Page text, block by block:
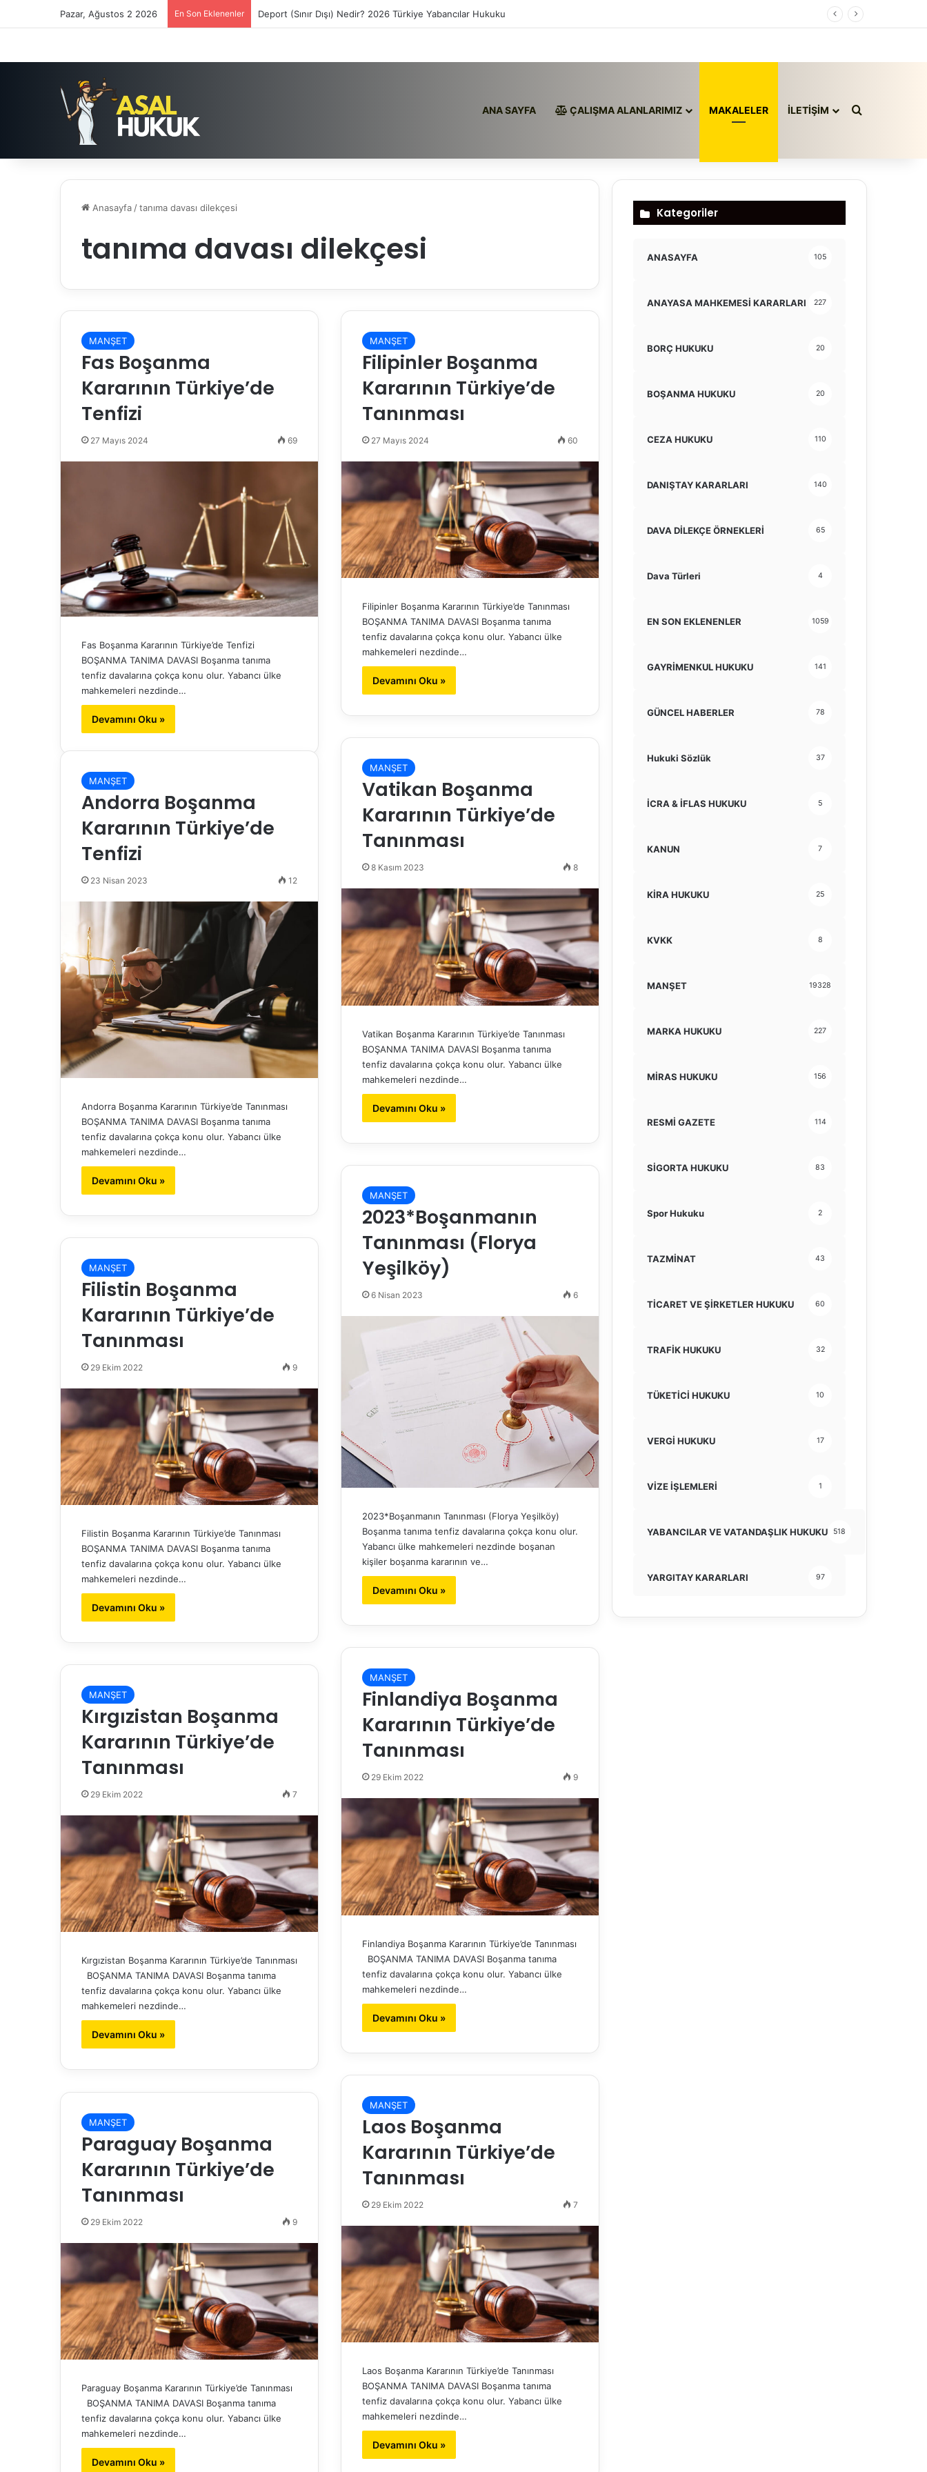
Pazar, Ağustos 2 2026 En Son Eklenenler Deport (Sınır Dışı) Nedir? 2026 Türkiye Yabancılar Hukuku
ANA SAYFA ÇALIŞMA ALANLARIMIZ MAKALELER İLETİŞİM Arama yap
Anasayfa /tanıma davası dilekçesi
tanıma davası dilekçesi
MANŞET
Fas Boşanma
Kararının Türkiye’de
Tenfizi
27 Mayıs 2024 69
Fas Boşanma Kararının Türkiye’de Tenfizi
BOŞANMA TANIMA DAVASI Boşanma tanıma
tenfiz davalarına çokça konu olur. Yabancı ülke
mahkemeleri nezdinde…
Devamını Oku »
MANŞET
Filipinler Boşanma
Kararının Türkiye’de
Tanınması
27 Mayıs 2024 60
Filipinler Boşanma Kararının Türkiye’de Tanınması
BOŞANMA TANIMA DAVASI Boşanma tanıma
tenfiz davalarına çokça konu olur. Yabancı ülke
mahkemeleri nezdinde…
Devamını Oku »
MANŞET
Vatikan Boşanma
Kararının Türkiye’de
Tanınması
8 Kasım 2023 8
Vatikan Boşanma Kararının Türkiye’de Tanınması
BOŞANMA TANIMA DAVASI Boşanma tanıma
tenfiz davalarına çokça konu olur. Yabancı ülke
mahkemeleri nezdinde…
Devamını Oku »
MANŞET
Andorra Boşanma
Kararının Türkiye’de
Tenfizi
23 Nisan 2023 12
Andorra Boşanma Kararının Türkiye’de Tanınması
BOŞANMA TANIMA DAVASI Boşanma tanıma
tenfiz davalarına çokça konu olur. Yabancı ülke
mahkemeleri nezdinde…
Devamını Oku »
MANŞET
2023*Boşanmanın
Tanınması (Florya
Yeşilköy)
6 Nisan 2023 6
2023*Boşanmanın Tanınması (Florya Yeşilköy)
Boşanma tanıma tenfiz davalarına çokça konu olur.
Yabancı ülke mahkemeleri nezdinde boşanan
kişiler boşanma kararının ve…
Devamını Oku »
MANŞET
Filistin Boşanma
Kararının Türkiye’de
Tanınması
29 Ekim 2022 9
Filistin Boşanma Kararının Türkiye’de Tanınması
BOŞANMA TANIMA DAVASI Boşanma tanıma
tenfiz davalarına çokça konu olur. Yabancı ülke
mahkemeleri nezdinde…
Devamını Oku »
MANŞET
Finlandiya Boşanma
Kararının Türkiye’de
Tanınması
29 Ekim 2022 9
Finlandiya Boşanma Kararının Türkiye’de Tanınması
BOŞANMA TANIMA DAVASI Boşanma tanıma
tenfiz davalarına çokça konu olur. Yabancı ülke
mahkemeleri nezdinde…
Devamını Oku »
MANŞET
Kırgızistan Boşanma
Kararının Türkiye’de
Tanınması
29 Ekim 2022 7
Kırgızistan Boşanma Kararının Türkiye’de Tanınması
BOŞANMA TANIMA DAVASI Boşanma tanıma
tenfiz davalarına çokça konu olur. Yabancı ülke
mahkemeleri nezdinde…
Devamını Oku »
MANŞET
Laos Boşanma
Kararının Türkiye’de
Tanınması
29 Ekim 2022 7
Laos Boşanma Kararının Türkiye’de Tanınması
BOŞANMA TANIMA DAVASI Boşanma tanıma
tenfiz davalarına çokça konu olur. Yabancı ülke
mahkemeleri nezdinde…
Devamını Oku »
MANŞET
Paraguay Boşanma
Kararının Türkiye’de
Tanınması
29 Ekim 2022 9
Paraguay Boşanma Kararının Türkiye’de Tanınması
BOŞANMA TANIMA DAVASI Boşanma tanıma
tenfiz davalarına çokça konu olur. Yabancı ülke
mahkemeleri nezdinde…
Devamını Oku »
Kategoriler
ANASAYFA 105
ANAYASA MAHKEMESİ KARARLARI 227
BORÇ HUKUKU 20
BOŞANMA HUKUKU 20
CEZA HUKUKU 110
DANIŞTAY KARARLARI 140
DAVA DİLEKÇE ÖRNEKLERİ 65
Dava Türleri 4
EN SON EKLENENLER 1059
GAYRİMENKUL HUKUKU 141
GÜNCEL HABERLER 78
Hukuki Sözlük 37
İCRA & İFLAS HUKUKU 5
KANUN 7
KİRA HUKUKU 25
KVKK 8
MANŞET 19328
MARKA HUKUKU 227
MİRAS HUKUKU 156
RESMİ GAZETE 114
SİGORTA HUKUKU 83
Spor Hukuku 2
TAZMİNAT 43
TİCARET VE ŞİRKETLER HUKUKU 60
TRAFİK HUKUKU 32
TÜKETİCİ HUKUKU 10
VERGİ HUKUKU 17
VİZE İŞLEMLERİ 1
YABANCILAR VE VATANDAŞLIK HUKUKU 518
YARGITAY KARARLARI 97